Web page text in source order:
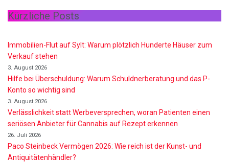
Kürzliche Posts
Immobilien-Flut auf Sylt: Warum plötzlich Hunderte Häuser zum
Verkauf stehen
3. August 2026
Hilfe bei Überschuldung: Warum Schuldnerberatung und das P-
Konto so wichtig sind
3. August 2026
Verlässlichkeit statt Werbeversprechen, woran Patienten einen
seriösen Anbieter für Cannabis auf Rezept erkennen
26. Juli 2026
Paco Steinbeck Vermögen 2026: Wie reich ist der Kunst- und
Antiquitätenhändler?